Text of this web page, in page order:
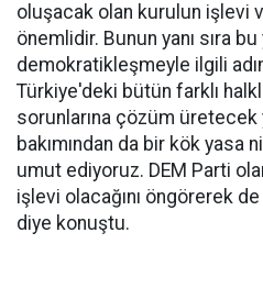
oluşacak olan kurulun işlevi
önemlidir. Bunun yanı sıra
demokratikleşmeyle ilgili
Türkiye'deki bütün farklı
sorunlarına çözüm üretecek
bakımından da bir kök yasa
umut ediyoruz. DEM Parti
işlevi olacağını öngörerek
diye konuştu.